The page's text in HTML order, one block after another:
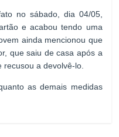
no sábado, dia 04/05,
e acabou tendo uma
ainda mencionou que
que saiu de casa após a
a devolvê-lo.
as demais medidas